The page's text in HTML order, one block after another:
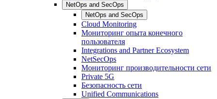
NetOps and SecOps
NetOps and SecOps
Cloud Monitoring
Мониторинг опыта конечного
пользователя
Integrations and Partner Ecosystem
NetSecOps
Мониторинг производительности сети
Private 5G
Безопасность сети
Unified Communications